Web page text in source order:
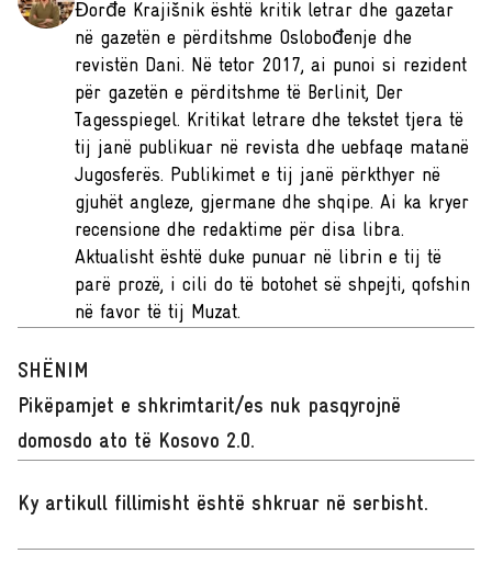
Đorđe Krajišnik është kritik letrar dhe gazetar
në gazetën e përditshme Oslobođenje dhe
revistën Dani. Në tetor 2017, ai punoi si rezident
për gazetën e përditshme të Berlinit, Der
Tagesspiegel. Kritikat letrare dhe tekstet tjera të
tij janë publikuar në revista dhe uebfaqe matanë
Jugosferës. Publikimet e tij janë përkthyer në
gjuhët angleze, gjermane dhe shqipe. Ai ka kryer
recensione dhe redaktime për disa libra.
Aktualisht është duke punuar në librin e tij të
parë prozë, i cili do të botohet së shpejti, qofshin
në favor të tij Muzat.
SHËNIM
Pikëpamjet e shkrimtarit/es nuk pasqyrojnë
domosdo ato të Kosovo 2.0.
Ky artikull fillimisht është shkruar në serbisht.